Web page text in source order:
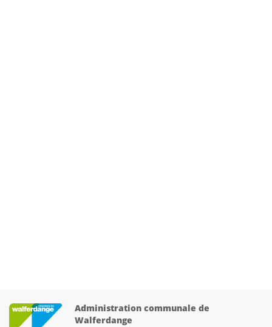
Administration communale de
Walferdange